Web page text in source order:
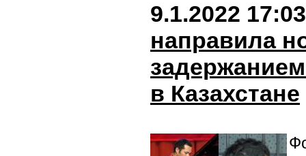
9.1.2022 17:03
направила
в Казахстане